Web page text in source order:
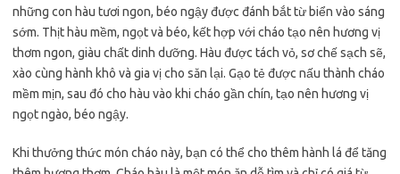
những con hàu tươi ngon, béo ngậy được đánh bắt từ biển vào sáng
sớm. Thịt hàu mềm, ngọt và béo, kết hợp với cháo tạo nên hương vị
thơm ngon, giàu chất dinh dưỡng. Hàu được tách vỏ, sơ chế sạch sẽ,
xào cùng hành khô và gia vị cho săn lại. Gạo tẻ được nấu thành cháo
mềm mịn, sau đó cho hàu vào khi cháo gần chín, tạo nên hương vị
ngọt ngào, béo ngậy.
Khi thưởng thức món cháo này, bạn có thể cho thêm hành lá để tăng